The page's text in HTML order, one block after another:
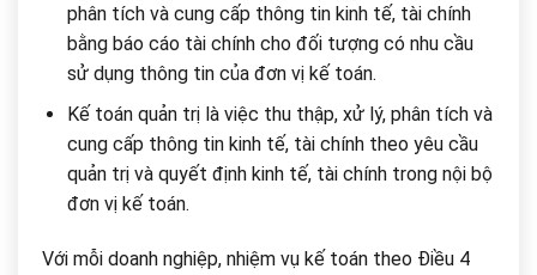
phân tích và cung cấp thông tin kinh tế, tài chính
bằng báo cáo tài chính cho đối tượng có nhu cầu
sử dụng thông tin của đơn vị kế toán.
Kế toán quản trị là việc thu thập, xử lý, phân tích và
cung cấp thông tin kinh tế, tài chính theo yêu cầu
quản trị và quyết định kinh tế, tài chính trong nội bộ
đơn vị kế toán.
Với mỗi doanh nghiệp, nhiệm vụ kế toán theo Điều 4